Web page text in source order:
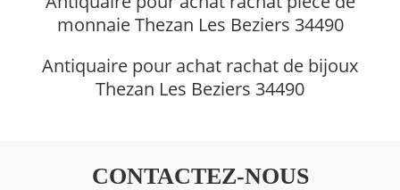
monnaie Thezan Les Beziers 34490
Antiquaire pour achat rachat de bijoux
Thezan Les Beziers 34490
CONTACTEZ-NOUS